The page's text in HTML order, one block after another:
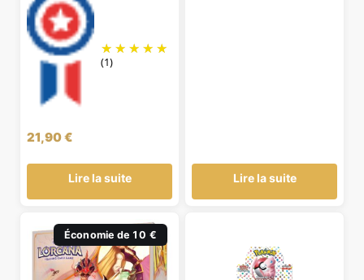
(1)
21,90€
Lire la suite Lire la suite
Économie de 10 €